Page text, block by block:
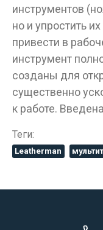
инструментов
но и упростить
привести в
инструмент
созданы для
существенно
к работе.
Теги:
Leatherman